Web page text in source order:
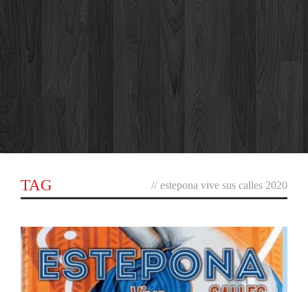
TAG // estepona vive sus calles 2020